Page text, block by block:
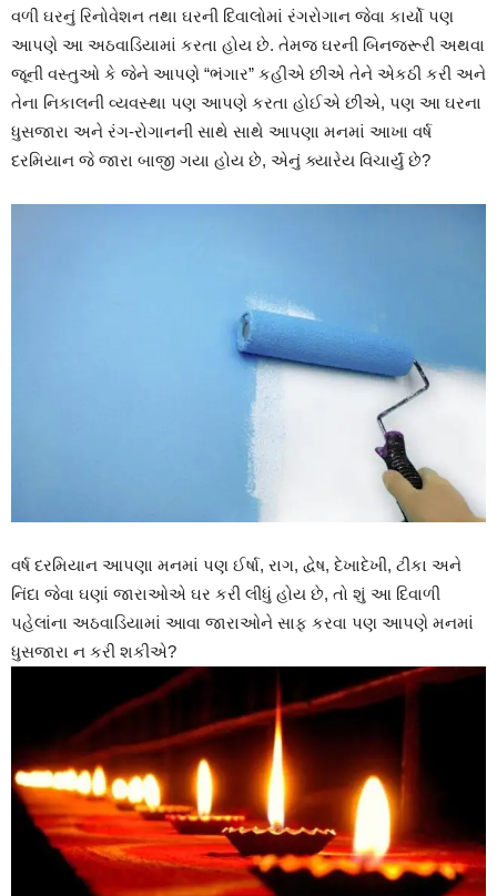
વળી ઘરનું રિનોવેશન તથા ઘરની દિવાલોમાં રંગરોગાન જેવા કાર્યો પણ
આપણે આ અઠવાડિયામાં કરતા હોય છે. તેમજ ઘરની બિનજરૂરી અથવા
જૂની વસ્તુઓ કે જેને આપણે “ભંગાર” કહીએ છીએ તેને એકઠી કરી અને
તેના નિકાલની વ્યવસ્થા પણ આપણે કરતા હોઈએ છીએ, પણ આ ઘરના
ધુસજારા અને રંગ-રોગાનની સાથે સાથે આપણા મનમાં આખા વર્ષ
દરમિયાન જે જારા બાજી ગયા હોય છે, એનું ક્યારેય વિચાર્યું છે?
વર્ષ દરમિયાન આપણા મનમાં પણ ઈર્ષા, રાગ, દ્વેષ, દેખાદેખી, ટીકા અને
નિંદા જેવા ઘણાં જારાઓએ ઘર કરી લીધું હોય છે, તો શું આ દિવાળી
પહેલાંના અઠવાડિયામાં આવા જારાઓને સાફ કરવા પણ આપણે મનમાં
ધુસજારા ન કરી શકીએ?